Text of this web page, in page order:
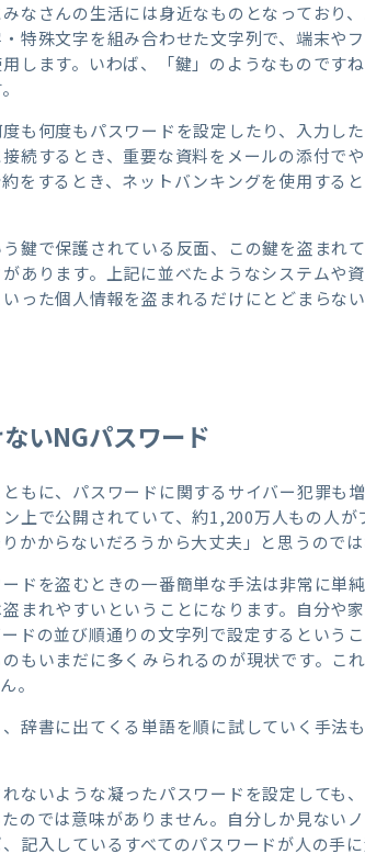
なさんの生活には身近なものとなっており
特殊文字を組み合わせた文字列で、端末や
します。いわば、「鍵」のようなものです
も何度もパスワードを設定したり、入力し
続するとき、重要な資料をメールの添付
をするとき、ネットバンキングを使用す
鍵で保護されている反面、この鍵を盗まれ
あります。上記に並べたようなシステムや
った個人情報を盗まれるだけにとどまらな
いNGパスワード
もに、パスワードに関するサイバー犯罪も
上で公開されていて、約1,200万人もの人
かからないだろうから大丈夫」と思うので
ドを盗むときの一番簡単な手法は非常に単
まれやすいということになります。自分や
ドの並び順通りの文字列で設定するという
もいまだに多くみられるのが現状です。こ
。
、辞書に出てくる単語を順に試していく手
ないような凝ったパスワードを設定しても
のでは意味がありません。自分しか見ない
記入しているすべてのパスワードが人の手